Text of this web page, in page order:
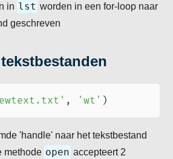
in lst worden in een for-loop naar
geschreven
, 'wt' )
'handle' naar het tekstbestand
methode open accepteert 2